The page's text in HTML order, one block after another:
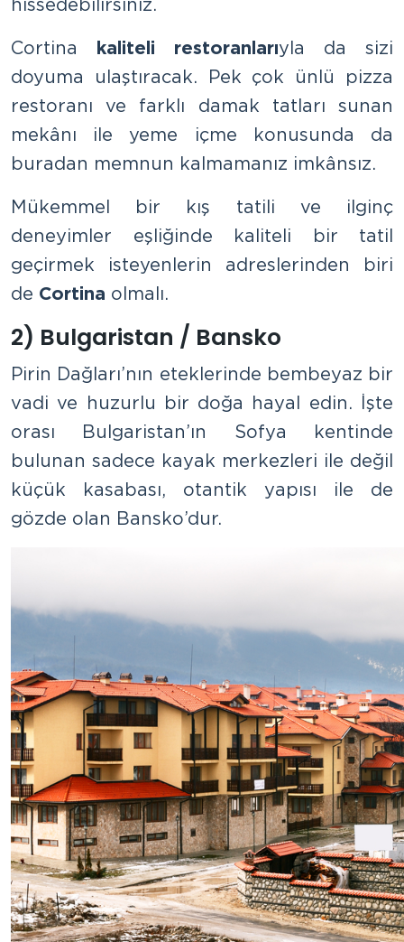
Cortina kaliteli restoranlarıyla da sizi
doyuma ulaştıracak. Pek çok ünlü pizza
restoranı ve farklı damak tatları sunan
mekânı ile yeme içme konusunda da
buradan memnun kalmamanız imkânsız.
Mükemmel bir kış tatili ve ilginç
deneyimler eşliğinde kaliteli bir tatil
geçirmek isteyenlerin adreslerinden biri
de Cortina olmalı.
2) Bulgaristan / Bansko
Pirin Dağları’nın eteklerinde bembeyaz bir
vadi ve huzurlu bir doğa hayal edin. İşte
orası Bulgaristan’ın Sofya kentinde
bulunan sadece kayak merkezleri ile değil
küçük kasabası, otantik yapısı ile de
gözde olan Bansko’dur.